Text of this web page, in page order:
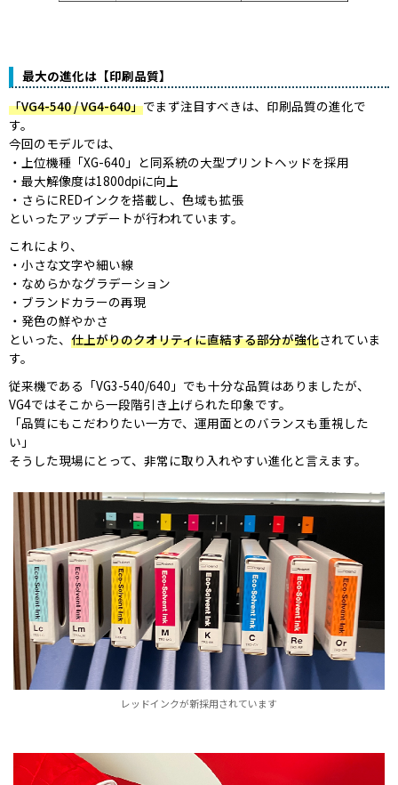
最大の進化は【印刷品質】
「VG4-540 / VG4-640」でまず注目すべきは、印刷品質の進化で
す。
今回のモデルでは、
上位機種「XG-640」と同系統の大型プリントヘッドを採用
最大解像度は1800dpiに向上
さらにREDインクを搭載し、色域も拡張
といったアップデートが行われています。
これにより、
小さな文字や細い線
なめらかなグラデーション
ブランドカラーの再現
発色の鮮やかさ
といった、 仕上がりのクオリティに直結する部分が強化されていま
す。
従来機である「VG3-540/640」でも十分な品質はありましたが、
VG4ではそこから一段階引き上げられた印象です。
「品質にもこだわりたい一方で、運用面とのバランスも重視した
い」
そうした現場にとって、非常に取り入れやすい進化と言えます。
レッドインクが新採用されています